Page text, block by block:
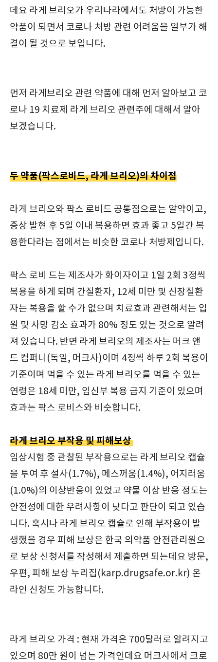
데요 라게 브리오가 우리나라에서도 처방이 가능한
약품이 되면서 코로나 처방 관련 어려움을 일부가 해
결이 될 것으로 보입니다.
먼저 라게브리오 관련 약품에 대해 먼저 알아보고 코
로나 19 치료제 라게 브리오 관련주에 대해서 알아
보겠습니다.
두 약품(팍스로비드, 라게 브리오)의 차이점
라게 브리오와 팍스 로비드 공통점으로는 알약이고,
증상 발현 후 5일 이내 복용하면 효과 좋고 5일간 복
용한다라는 점에서는 비슷한 코로나 처방제입니다.
팍스 로비 드는 제조사가 화이자이고 1일 2회 3정씩
복용을 하게 되며 간질환자, 12세 미만 및 신장질환
자는 복용을 할 수가 없으며 치료효과 관련해서는 입
원 및 사망 감소 효과가 80% 정도 있는 것으로 알려
져 있습니다. 반면 라게 브리오의 제조사는 머크 앤
드 컴퍼니(독일, 머크사)이며 4정씩 하루 2회 복용이
기준이며 먹을 수 있는 라게 브리오를 먹을 수 있는
연령은 18세 미만, 임신부 복용 금지 기준이 있으며
효과는 팍스 로비스와 비슷합니다.
라게 브리오 부작용 및 피해보상
임상시험 중 관찰된 부작용으로는 라게 브리오 캡슐
을 투여 후 설사(1.7%), 메스꺼움(1.4%), 어지러움
(1.0%)의 이상반응이 있었고 약물 이상 반응 정도는
안전성에 대한 우려사항이 낮다고 판단이 되고 있습
니다. 혹시나 라게 브리오 캡슐로 인해 부작용이 발
생했을 경우 피해 보상은 한국 의약품 안전관리원으
로 보상 신청서를 작성해서 제출하면 되는데요 방문,
우편, 피해 보상 누리집(karp.drugsafe.or.kr) 온
라인 신청도 가능합니다.
라게 브리오 가격 : 현재 가격은 700달러로 알려지고
있으며 80만 원이 넘는 가격인데요 머크사에서 크로